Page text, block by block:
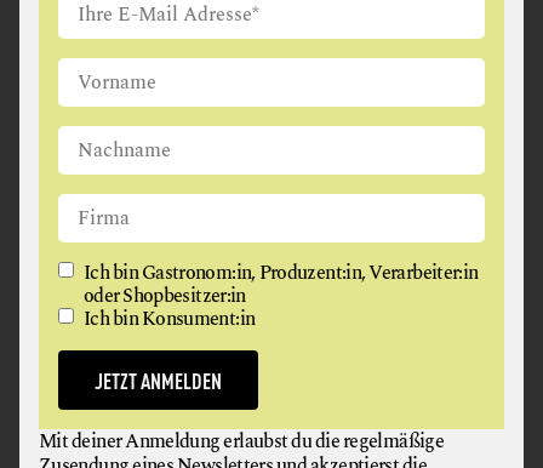
RESTAURANT LIBELLE
In Zertifizierung
7091 Breitenbrunn
Ich bin Gastronom:in, Produzent:in, Verarbeiter:in
oder Shopbesitzer:in
Ich bin Konsument:in
JETZT ANMELDEN
Mit deiner Anmeldung erlaubst du die regelmäßige